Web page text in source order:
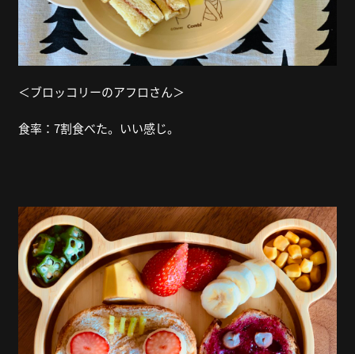
＜ブロッコリーのアフロさん＞
食率：7割食べた。いい感じ。